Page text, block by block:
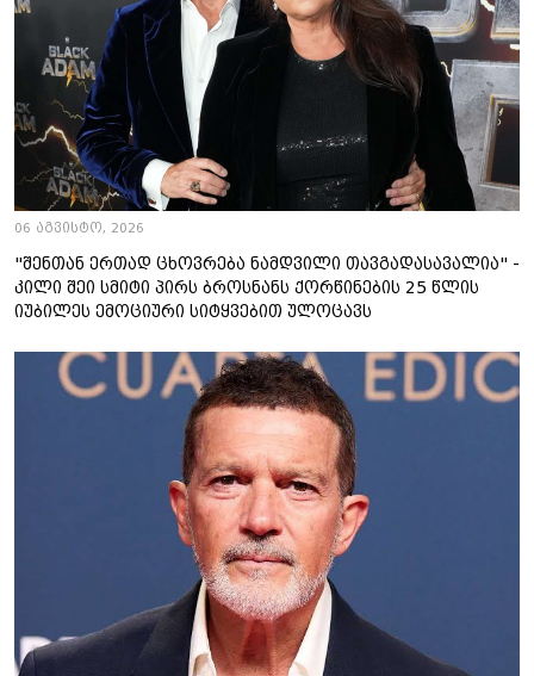
06 აგვისტო, 2026
"შენთან ერთად ცხოვრება ნამდვილი თავგადასავალია" -
კილი შეი სმიტი პირს ბროსნანს ქორწინების 25 წლის
იუბილეს ემოციური სიტყვებით ულოცავს